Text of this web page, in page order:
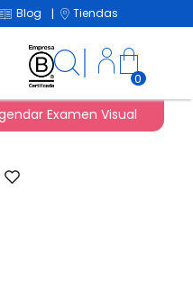
Blog | Tiendas
0
Examen Visual